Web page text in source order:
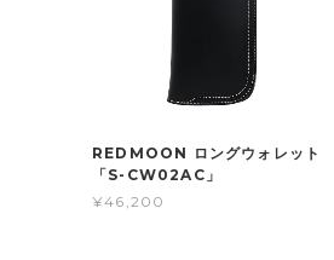
REDMOON ロングウォレット
「S-CW02AC」
¥46,200